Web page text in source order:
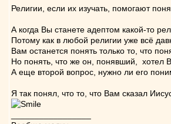
Религии, если их изучать, помогают
А когда Вы станете адептом какой-то
Потому как в любой религии уже всё
Вам останется понять только то, что
Но понять, что же он, понявший, хотел
А еще второй вопрос, нужно ли его
Я так понял, что то, что Вам сказал